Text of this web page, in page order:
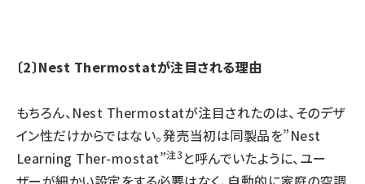
〔2〕Nest Thermostatが注目される理由
もちろん、Nest Thermostatが注目されたのは、そのデザ
イン性だけからではない。発売当初は同製品を”Nest
Learning Ther-mostat”注3 と呼んでいたように、ユー